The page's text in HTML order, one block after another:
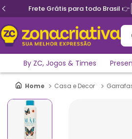
Frete Grátis para todo Brasil 👉
O
By ZC, Jogos & Times
Casa e Decor